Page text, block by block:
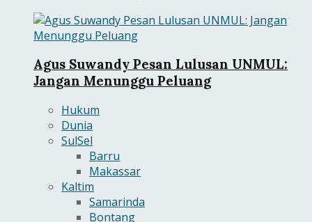
Agus Suwandy Pesan Lulusan UNMUL:
Jangan Menunggu Peluang
Hukum
Dunia
SulSel
Barru
Makassar
Kaltim
Samarinda
Bontang